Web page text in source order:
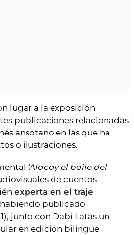
lugar a la exposición
publicaciones relacionadas
ansotano en las que ha
o ilustraciones.
‘Alacay el baile del
de cuentos
experta en el traje
habiendo publicado
junto con Dabí Latas un
en edición bilingüe